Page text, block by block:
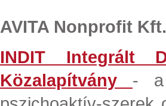
AVITA Nonprofit Kft.
INDIT Integrált
Közalapítvány
- a